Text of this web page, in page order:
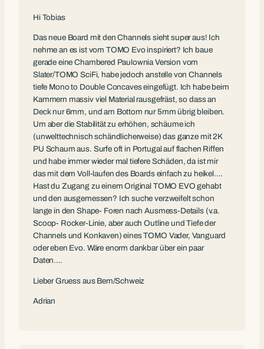
Hi Tobias
Das neue Board mit den Channels sieht super aus! Ich
nehme an es ist vom TOMO Evo inspiriert? Ich baue
gerade eine Chambered Paulownia Version vom
Slater/TOMO SciFi, habe jedoch anstelle von Channels
tiefe Mono to Double Concaves eingefügt. Ich habe beim
Kammern massiv viel Material rausgefräst, so dass an
Deck nur 6mm, und am Bottom nur 5mm übrig bleiben.
Um aber die Stabilität zu erhöhen, schäume ich
(unwelttechnisch schändlicherweise) das ganze mit 2K
PU Schaum aus. Surfe oft in Portugal auf flachen Riffen
und habe immer wieder mal tiefere Schäden, da ist mir
das mit dem Voll-laufen des Boards einfach zu heikel….
Hast du Zugang zu einem Original TOMO EVO gehabt
und den ausgemessen? Ich suche verzweifelt schon
lange in den Shape- Foren nach Ausmess-Details (v.a.
Scoop- Rocker-Linie, aber auch Outline und Tiefe der
Channels und Konkaven) eines TOMO Vader, Vanguard
oder eben Evo. Wäre enorm dankbar über ein paar
Daten….
Lieber Gruess aus Bern/Schweiz
Adrian